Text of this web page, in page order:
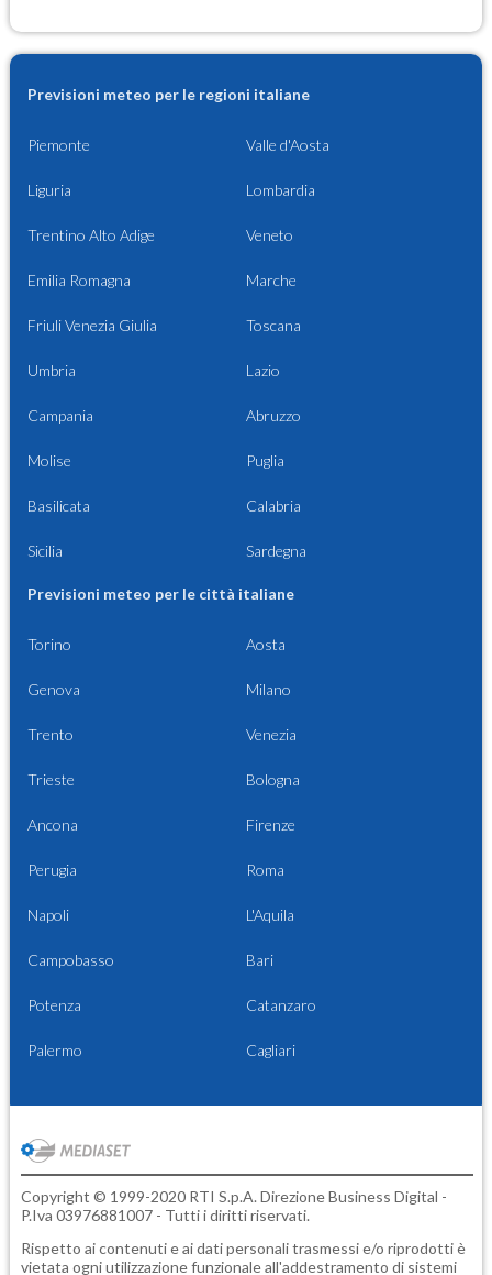
Previsioni meteo per le regioni italiane
Piemonte Valle d'Aosta
Liguria Lombardia
Trentino Alto Adige Veneto
Emilia Romagna Marche
Friuli Venezia Giulia Toscana
Umbria Lazio
Campania Abruzzo
Molise Puglia
Basilicata Calabria
Sicilia Sardegna
Previsioni meteo per le città italiane
Torino Aosta
Genova Milano
Trento Venezia
Trieste Bologna
Ancona Firenze
Perugia Roma
Napoli L'Aquila
Campobasso Bari
Potenza Catanzaro
Palermo Cagliari
Copyright © 1999-2020 RTI S.p.A. Direzione Business Digital -
P.Iva 03976881007 - Tutti i diritti riservati.
Rispetto ai contenuti e ai dati personali trasmessi e/o riprodotti è
vietata ogni utilizzazione funzionale all'addestramento di sistemi